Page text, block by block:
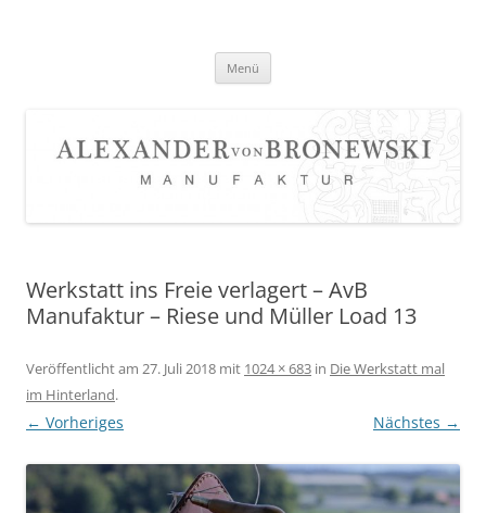
Menü
Werkstatt ins Freie verlagert – AvB
Manufaktur – Riese und Müller Load 13
Veröffentlicht am 27. Juli 2018 mit 1024 × 683 in Die Werkstatt mal
im Hinterland.
← Vorheriges Nächstes →